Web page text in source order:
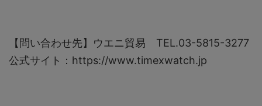
【問い合わせ先】ウエニ貿易 TEL.03-5815-3277
公式サイト：https://www.timexwatch.jp